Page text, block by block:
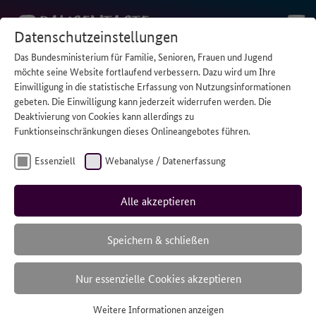
STARTSEITE/LINKTIPP: MEDIZINISCHE INFOS
Datenschutzeinstellungen
Das Bundesministerium für Familie, Senioren, Frauen und Jugend
möchte seine Website fortlaufend verbessern. Dazu wird um Ihre
Einwilligung in die statistische Erfassung von Nutzungsinformationen
gebeten. Die Einwilligung kann jederzeit widerrufen werden. Die
Deaktivierung von Cookies kann allerdings zu
Funktionseinschränkungen dieses Onlineangebotes führen.
Essenziell Webanalyse / Datenerfassung
Alle akzeptieren
Speichern & schließen
Nur essenzielle Cookies akzeptieren
Weitere Informationen anzeigen